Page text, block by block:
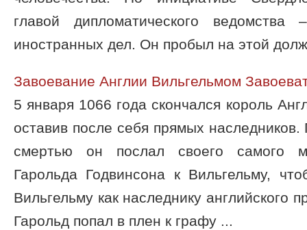
главой дипломатического
иностранных дел. Он пробыл на этой
Завоевание Англии Вильгельмом
5 января 1066 года скончался король
оставив после себя прямых
смертью он послал своего самого
Гарольда Годвинсона к Вильгельму,
Вильгельму как наследнику английского
Гарольд попал в плен к графу ...